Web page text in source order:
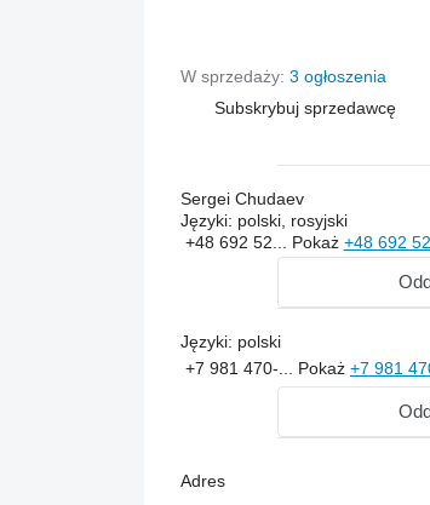
W sprzedaży: 3 ogłoszenia
Subskrybuj sprzedawcę
Sergei Chudaev
Języki: polski, rosyjski
+48 692 52... Pokaż +48 692
Języki: polski
+7 981 470-... Pokaż +7 981
Adres